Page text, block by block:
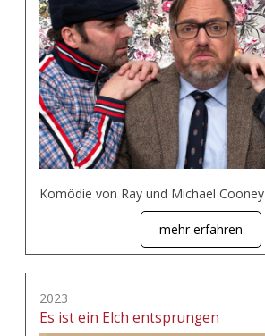
Komödie von Ray und Michael Cooney
mehr erfahren
2023
Es ist ein Elch entsprungen